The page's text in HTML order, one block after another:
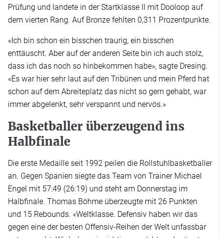
Prüfung und landete in der Startklasse II mit Dooloop auf
dem vierten Rang. Auf Bronze fehlten 0,311 Prozentpunkte.
«Ich bin schon ein bisschen traurig, ein bisschen
enttäuscht. Aber auf der anderen Seite bin ich auch stolz,
dass ich das noch so hinbekommen habe», sagte Dresing.
«Es war hier sehr laut auf den Tribünen und mein Pferd hat
schon auf dem Abreiteplatz das nicht so gern gehabt, war
immer abgelenkt, sehr verspannt und nervös.»
Basketballer überzeugend ins
Halbfinale
Die erste Medaille seit 1992 peilen die Rollstuhlbasketballer
an. Gegen Spanien siegte das Team von Trainer Michael
Engel mit 57:49 (26:19) und steht am Donnerstag im
Halbfinale. Thomas Böhme überzeugte mit 26 Punkten
und 15 Rebounds. «Weltklasse. Defensiv haben wir das
gegen eine der besten Offensiv-Reihen der Welt unfassbar